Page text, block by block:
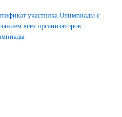
участника Олимпиады с
всех организаторов